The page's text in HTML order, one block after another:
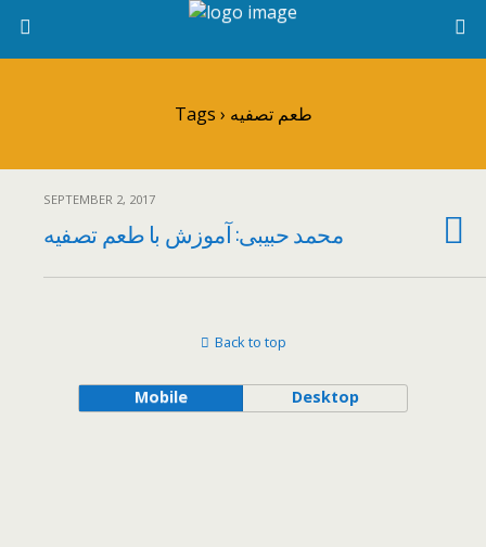
Tags › طعم تصفیه
SEPTEMBER 2, 2017
محمد حبیبی: آموزش با طعم تصفیه
Back to top
Mobile Desktop